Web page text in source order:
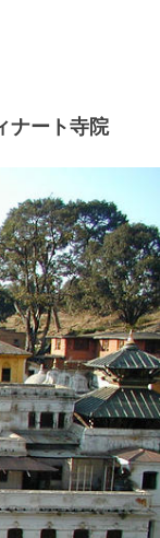
ナート寺院